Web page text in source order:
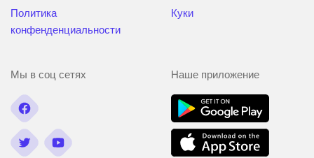
Политика
конфенденциальности
Куки
Мы в соц сетях Наше приложение